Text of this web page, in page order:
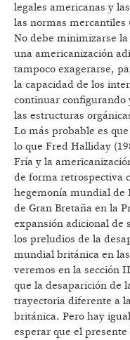
legales americanas y
las normas mercantiles
No debe minimizarse
una americanización
tampoco exagerarse,
la capacidad de los
continuar
las estructuras
Lo más probable es
lo que Fred Halliday
Fría y la
de forma retrospectiva
hegemonía mundial de
de Gran Bretaña en la
expansión adicional de
los preludios de la
mundial británica en
veremos en la sección
que la desaparición de
trayectoria diferente a
británica. Pero hay
esperar que el